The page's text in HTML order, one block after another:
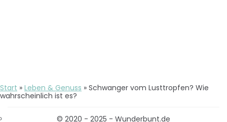
Start » Leben & Genuss » Schwanger vom Lusttropfen? Wie
wahrscheinlich ist es?
© 2020 - 2025 - Wunderbunt.de